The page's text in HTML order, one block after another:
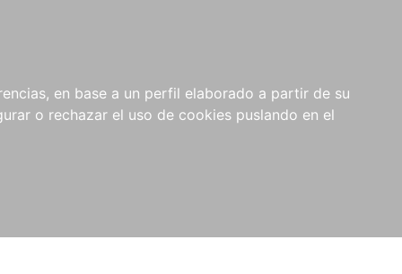
en base a un perfil elaborado a partir de su
o rechazar el uso de cookies puslando en el
NOVEDADES NOTICIAS
COMPRAS
INSTITUCIONALES